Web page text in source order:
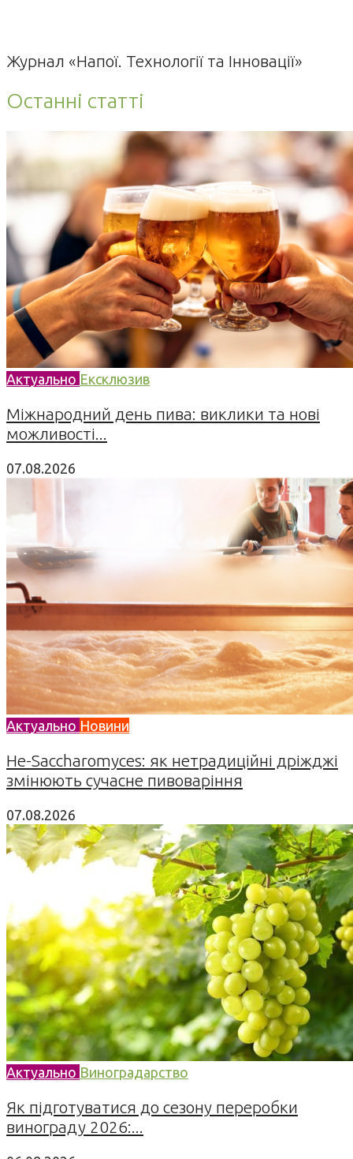
Журнал «Напої. Технології та Інновації»
Останні статті
Актуально Ексклюзив
Міжнародний день пива: виклики та нові
можливості...
07.08.2026
Актуально Новини
Не-Saccharomyces: як нетрадиційні дріжджі
змінюють сучасне пивоваріння
07.08.2026
Актуально Виноградарство
Як підготуватися до сезону переробки
винограду 2026:...